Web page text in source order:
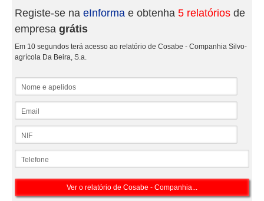
Registe-se na eInforma e obtenha 5 relatórios de
empresa grátis
Em 10 segundos terá acesso ao relatório de Cosabe - Companhia Silvo-
agrícola Da Beira, S.a.